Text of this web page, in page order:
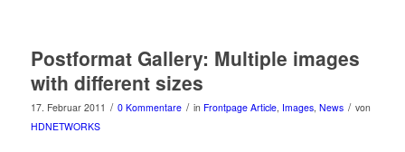
Postformat Gallery: Multiple images
with different sizes
17. Februar 2011 / 0 Kommentare / in Frontpage Article, Images, News / von
HDNETWORKS